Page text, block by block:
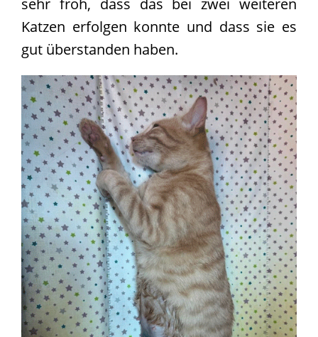
Katzen erfolgen konnte und dass sie es
gut überstanden haben.